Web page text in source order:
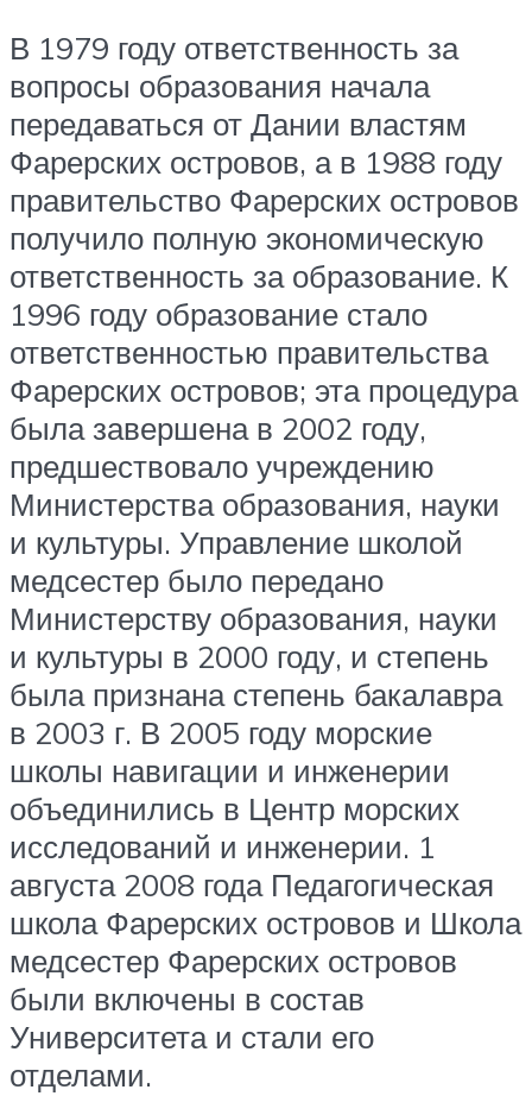
В 1979 году ответственность за
вопросы образования начала
передаваться от Дании властям
Фарерских островов, а в 1988 году
правительство Фарерских островов
получило полную экономическую
ответственность за образование. К
1996 году образование стало
ответственностью правительства
Фарерских островов; эта процедура
была завершена в 2002 году,
предшествовало учреждению
Министерства образования, науки
и культуры. Управление школой
медсестер было передано
Министерству образования, науки
и культуры в 2000 году, и степень
была признана степень бакалавра
в 2003 г. В 2005 году морские
школы навигации и инженерии
объединились в Центр морских
исследований и инженерии. 1
августа 2008 года Педагогическая
школа Фарерских островов и Школа
медсестер Фарерских островов
были включены в состав
Университета и стали его
отделами.